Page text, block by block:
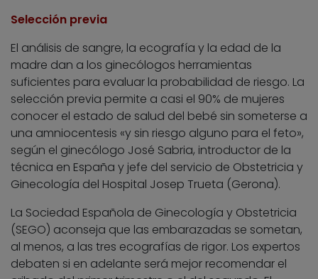
Selección previa
El análisis de sangre, la ecografía y la edad de la
madre dan a los ginecólogos herramientas
suficientes para evaluar la probabilidad de riesgo. La
selección previa permite a casi el 90% de mujeres
conocer el estado de salud del bebé sin someterse a
una amniocentesis «y sin riesgo alguno para el feto»,
según el ginecólogo José Sabria, introductor de la
técnica en España y jefe del servicio de Obstetricia y
Ginecología del Hospital Josep Trueta (Gerona).
La Sociedad Española de Ginecología y Obstetricia
(SEGO) aconseja que las embarazadas se sometan,
al menos, a las tres ecografías de rigor. Los expertos
debaten si en adelante será mejor recomendar el